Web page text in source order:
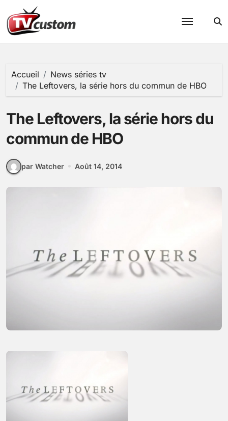
au
contenu
Accueil
News séries tv
The Leftovers, la série hors du commun de HBO
The Leftovers, la série hors du
commun de HBO
par Watcher Août 14, 2014